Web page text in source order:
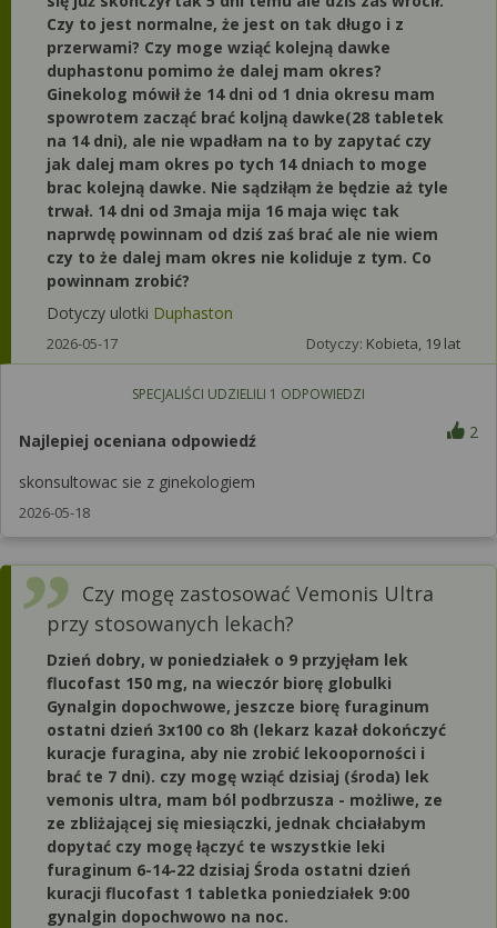
Czy to jest normalne, że jest on tak długo i z
przerwami? Czy moge wziąć kolejną dawke
duphastonu pomimo że dalej mam okres?
Ginekolog mówił że 14 dni od 1 dnia okresu mam
spowrotem zacząć brać koljną dawke(28 tabletek
na 14 dni), ale nie wpadłam na to by zapytać czy
jak dalej mam okres po tych 14 dniach to moge
brac kolejną dawke. Nie sądziłąm że będzie aż tyle
trwał. 14 dni od 3maja mija 16 maja więc tak
naprwdę powinnam od dziś zaś brać ale nie wiem
czy to że dalej mam okres nie koliduje z tym. Co
powinnam zrobić?
Dotyczy ulotki Duphaston
2026-05-17 Dotyczy: Kobieta, 19 lat
SPECJALIŚCI UDZIELILI 1 ODPOWIEDZI
Najlepiej oceniana odpowiedź 2
skonsultowac sie z ginekologiem
2026-05-18
Czy mogę zastosować Vemonis Ultra
przy stosowanych lekach?
Dzień dobry, w poniedziałek o 9 przyjęłam lek
flucofast 150 mg, na wieczór biorę globulki
Gynalgin dopochwowe, jeszcze biorę furaginum
ostatni dzień 3x100 co 8h (lekarz kazał dokończyć
kuracje furagina, aby nie zrobić lekooporności i
brać te 7 dni). czy mogę wziąć dzisiaj (środa) lek
vemonis ultra, mam ból podbrzusza - możliwe, ze
ze zbliżającej się miesiączki, jednak chciałabym
dopytać czy mogę łączyć te wszystkie leki
furaginum 6-14-22 dzisiaj Środa ostatni dzień
kuracji flucofast 1 tabletka poniedziałek 9:00
gynalgin dopochwowo na noc.